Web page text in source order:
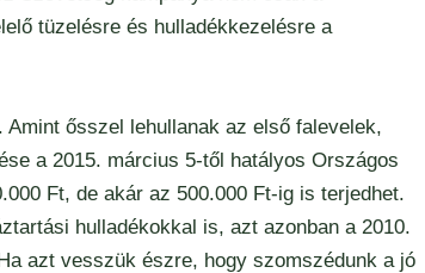
tüzelésre és hulladékkezelésre a
ősszel lehullanak az első falevelek,
a 2015. március 5-től hatályos Országos
Ft, de akár az 500.000 Ft-ig is terjedhet.
hulladékokkal is, azt azonban a 2010.
azt vesszük észre, hogy szomszédunk a jó